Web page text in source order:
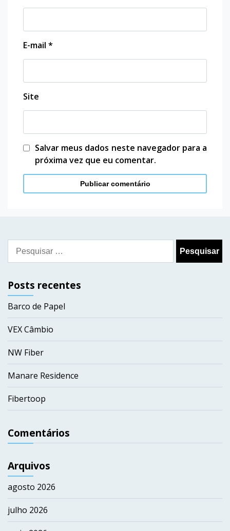
E-mail *
Site
Salvar meus dados neste navegador para a
próxima vez que eu comentar.
Pesquisar
por:
Posts recentes
Barco de Papel
VEX Câmbio
NW Fiber
Manare Residence
Fibertoop
Comentários
Arquivos
agosto 2026
julho 2026